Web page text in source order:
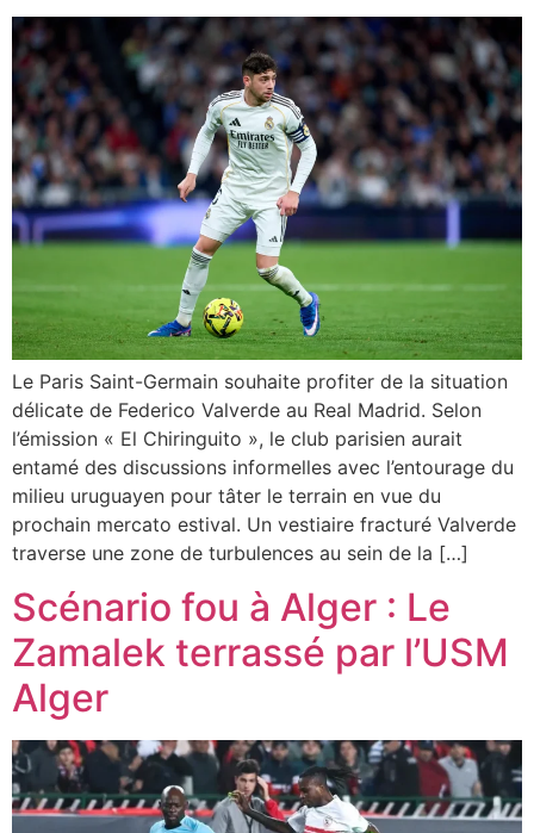
Le Paris Saint-Germain souhaite profiter de la situation
délicate de Federico Valverde au Real Madrid. Selon
l’émission « El Chiringuito », le club parisien aurait
entamé des discussions informelles avec l’entourage du
milieu uruguayen pour tâter le terrain en vue du
prochain mercato estival. Un vestiaire fracturé Valverde
traverse une zone de turbulences au sein de la […]
Scénario fou à Alger : Le
Zamalek terrassé par l’USM
Alger